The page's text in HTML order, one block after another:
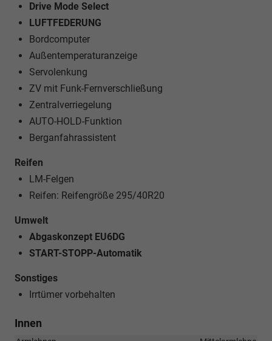
Drive Mode Select
LUFTFEDERUNG
Bordcomputer
Außentemperaturanzeige
Servolenkung
ZV mit Funk-Fernverschließung
Zentralverriegelung
AUTO-HOLD-Funktion
Berganfahrassistent
Reifen
LM-Felgen
Reifen: Reifengröße 295/40R20
Umwelt
Abgaskonzept EU6DG
START-STOPP-Automatik
Sonstiges
Irrtümer vorbehalten
Innen